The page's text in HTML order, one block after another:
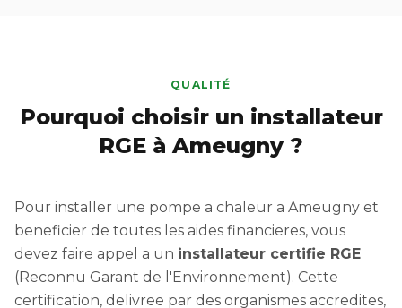
QUALITÉ
Pourquoi choisir un installateur
RGE à Ameugny ?
Pour installer une pompe a chaleur a Ameugny et
beneficier de toutes les aides financieres, vous
devez faire appel a un installateur certifie RGE
(Reconnu Garant de l'Environnement). Cette
certification, delivree par des organismes accredites,